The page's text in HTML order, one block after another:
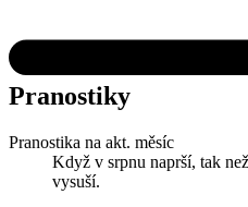
Pranostiky
Pranostika na akt. měsíc
Když v srpnu naprší, tak
vysuší.